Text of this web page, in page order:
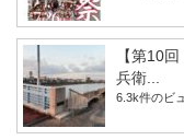
【第10
兵衛...
6.3k件のビ